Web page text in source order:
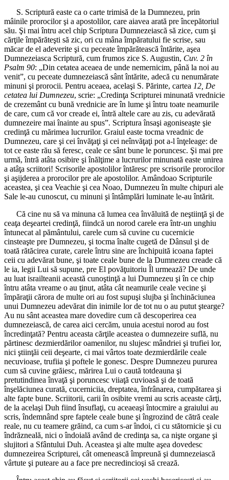
S. Scriptură easte ca o carte trimisă de la Dumnezeu, prin
mâinile prorocilor şi a apostolilor, care aiavea arată pre începătoriul
său. Şi mai întru acel chip Scriptura Dumnezeiască să zice, cum şi
cărţile împărăteşti să zic, ori cu mâna împăratului fie scrise, sau
măcar de el adeverite şi cu peceate împărătească întărite, aşea
Dumnezeiasca Scriptură, cum frumos zice S. Augustin, Cuv. 2 în
Psalm 90: „Din cetatea aceaea de unde nemernicim, până la noi au
venit”, cu peceate dumnezeiască sânt întărite, adecă cu nenumărate
minuni şi prorocii. Pentru aceaea, acelaşi S. Părinte, cartea 12, De
cetatea lui Dumnezeu, scrie: „Credinţa Scripturei minunată vrednicie
de crezemânt cu bună vrednicie are în lume şi întru toate neamurile
de care, cum că vor creade ei, întră altele care au zis, cu adevărată
dumnezeire mai înainte au spus”. Scriptura însaşi agoniseaşte şie
credinţă cu mărimea lucrurilor. Graiul easte tocma vreadnic de
Dumnezeu, care şi cei învăţaţi şi cei neînvăţaţi pot a-l înţeleage: de
tot ce easte rău să feresc, ceale ce sânt bune le poruncesc. Şi mai pre
urmă, întră atâta osibire şi înălţime a lucrurilor minunată easte unirea
a atâţa scriitori! Scrisorile apostolilor întăresc pre scrisorile prorocilor
şi aşijderea a prorocilor pre ale apostolilor. Amândoao Scripturile
aceastea, şi cea Veachie şi cea Noao, Dumnezeu în multe chipuri ale
Sale le-au cunoscut, cu minuni şi întâmplări luminate le-au întărit.
Că cine nu să va minuna că lumea cea învăluită de neştiinţă şi de
ceaţa deşeartei credinţă, fiindcă un norod carele era într-un unghiu
întunecat al pământului, carele cum să cuvine cu cucernicie
cinsteaşte pre Dumnezeu, şi tocma înalte cugetă de Dânsul şi de
toată rătăcirea curate, carele întru sine are închipuită icoana faptei
ceii cu adevărat bune, şi toate ceale bune de la Dumnezeu creade că
le ia, legii Lui să supune, pre El povăţuitoriu Îl urmează? De unde
au luat israilteanii această cunoştinţă a lui Dumnezeu şi în ce chip
întru atâta vreame o au ţinut, atâta cât neamurile ceale vecine şi
împăraţii cărora de multe ori au fost supuşi slujba şi închinăciunea
unui Dumnezeu adevărat din inimile lor de tot nu o au putut ştearge?
Au nu sânt aceastea mare dovedire cum că descoperirea cea
dumnezeiască, de carea aici cercăm, unuia acestui norod au fost
încredinţată? Pentru aceasta cărţile aceastea o dumnezeire suflă, nu
părtinesc dezmierdărilor oamenilor, nu slujesc mândriei şi trufiei lor,
nici ştiinţăi ceii deşearte, ci mai vârtos toate dezmierdările ceale
necuvioase, trufiia şi poftele le gonesc. Despre Dumnezeu pururea
cum să cuvine grăiesc, mărirea Lui o caută totdeauna şi
pretutindinea învaţă şi poruncesc viiaţă cuvioasă şi de toată
înşelăciunea curată, cucerniciia, dreptatea, înfrânarea, cumpătarea şi
alte fapte bune. Scriitorii, carii în osibite vremi au scris aceaste cărţi,
de la acelaşi Duh fiind însuflaţi, cu aceaeaşi întocmire a graiului au
scris, îndemnând spre faptele ceale bune şi îngrozind de cătră ceale
reale, nu cu teamere grăind, ca cum s-ar îndoi, ci cu stătornicie şi cu
îndrăzneală, nici o îndoială având de credinţa sa, ca nişte organe şi
slujitori a Sfântului Duh. Aceastea şi alte multe aşea dovedesc
dumnezeirea Scripturei, cât omenească împreună şi dumnezeiască
vârtute şi puteare au a face pre necredincioşi să crează.